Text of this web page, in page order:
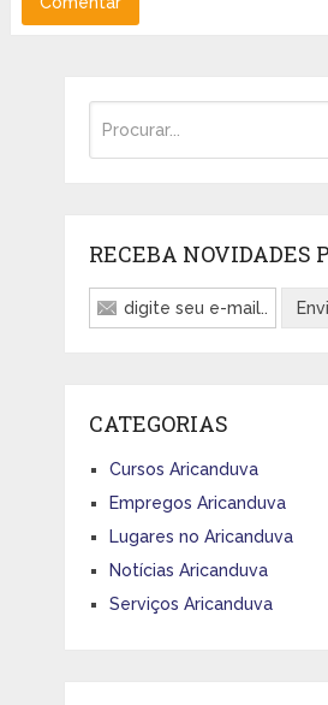
RECEBA NOVIDADES
CATEGORIAS
Cursos Aricanduva
Empregos Aricanduva
Lugares no Aricanduva
Notícias Aricanduva
Serviços Aricanduva